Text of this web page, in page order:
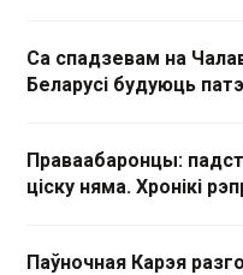
Са спадзевам на
Беларусі будуюць
Праваабаронцы:
ціску няма. Хронікі
Паўночная Карэя